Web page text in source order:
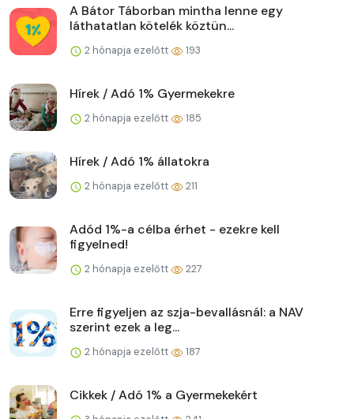
A Bátor Táborban mintha lenne egy
láthatatlan kötelék köztün...
2 hónapja ezelőtt 193
Hírek / Adó 1% Gyermekekre
2 hónapja ezelőtt 185
Hírek / Adó 1% állatokra
2 hónapja ezelőtt 211
Adód 1%-a célba érhet - ezekre kell
figyelned!
2 hónapja ezelőtt 227
Erre figyeljen az szja-bevallásnál: a NAV
szerint ezek a leg...
2 hónapja ezelőtt 187
Cikkek / Adó 1% a Gyermekekért